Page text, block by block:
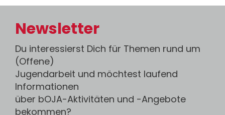
Newsletter
Du interessierst Dich für Themen rund um
(Offene)
Jugendarbeit und möchtest laufend
Informationen
über bOJA-Aktivitäten und -Angebote
bekommen?